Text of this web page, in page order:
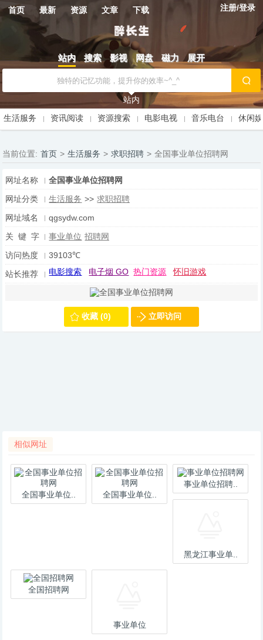
首页 最新 资源 文章 下载 注册/登录
站内 搜索 影视 网盘 磁力 展开
站内
生活服务
资讯阅读 资源搜索 电影电视 音乐电台 休闲
当前位置: 首页 > 生活服务 > 求职招聘 > 全国事业单位招聘网
网址名称
全国事业单位招聘网
网址分类
生活服务 >> 求职招聘
网址域名
qgsydw.com
关 键 字
事业单位 招聘网
访问热度
39103℃
站长推荐
电影搜索 电子烟 GO 热门资源 怀旧游戏
收藏 (0) 立即访问
相似网址
全国事业单位.. 全国事业单位..
事业单位招聘..
黑龙江事业单..
全国招聘网
事业单位